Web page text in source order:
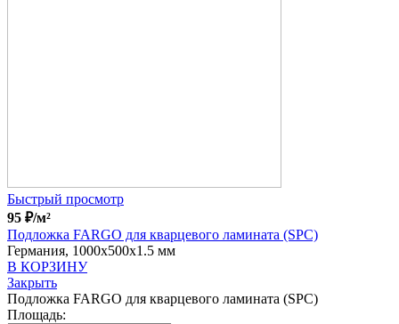
Быстрый просмотр
95 ₽/м²
Подложка FARGO для кварцевого ламината (SPC)
Германия, 1000x500x1.5 мм
В КОРЗИНУ
Закрыть
Подложка FARGO для кварцевого ламината (SPC)
Площадь: